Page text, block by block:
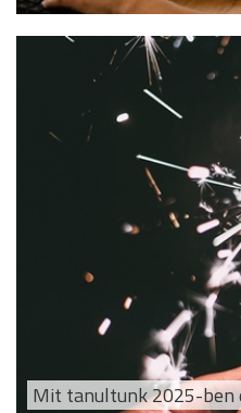
Mit tanultunk 2025-